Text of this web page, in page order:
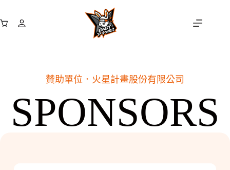
至
購
贊助單位． 火星計畫股份有限公司
SPONSORS